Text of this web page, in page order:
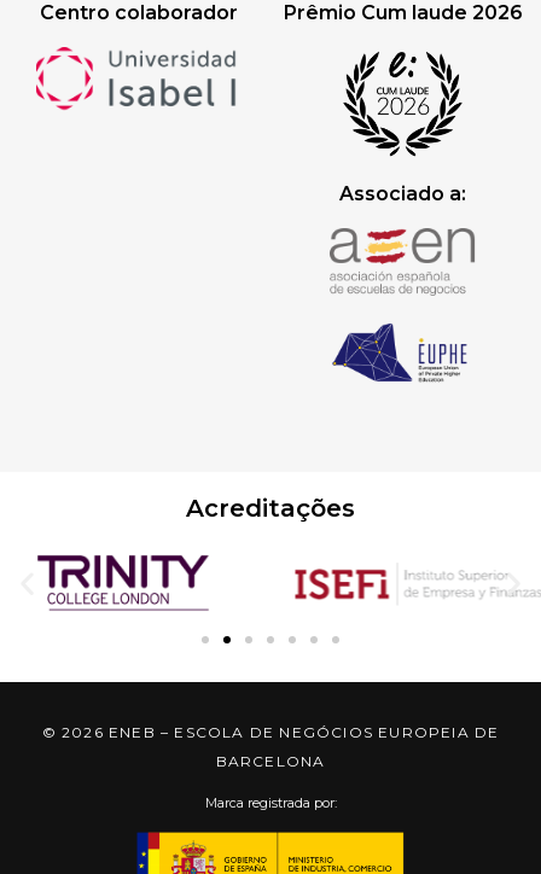
Centro colaborador Prêmio Cum laude 2026
Associado a:
Acreditações
© 2026 ENEB – ESCOLA DE NEGÓCIOS EUROPEIA DE
BARCELONA
Marca registrada por: